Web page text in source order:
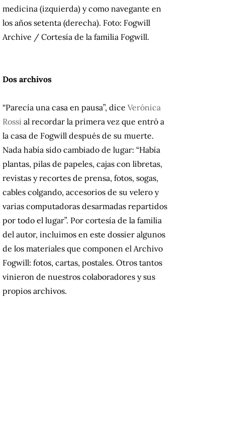
medicina (izquierda) y como navegante en
los años setenta (derecha). Foto: Fogwill
Archive / Cortesía de la familia Fogwill.
Dos archivos
“Parecía una casa en pausa”, dice Verónica
Rossi al recordar la primera vez que entró a
la casa de Fogwill después de su muerte.
Nada había sido cambiado de lugar: “Había
plantas, pilas de papeles, cajas con libretas,
revistas y recortes de prensa, fotos, sogas,
cables colgando, accesorios de su velero y
varias computadoras desarmadas repartidos
por todo el lugar”. Por cortesía de la familia
del autor, incluimos en este dossier algunos
de los materiales que componen el Archivo
Fogwill: fotos, cartas, postales. Otros tantos
vinieron de nuestros colaboradores y sus
propios archivos.